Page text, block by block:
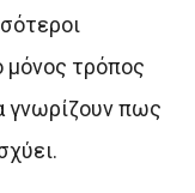
μόνος τρόπος
γνωρίζουν πως